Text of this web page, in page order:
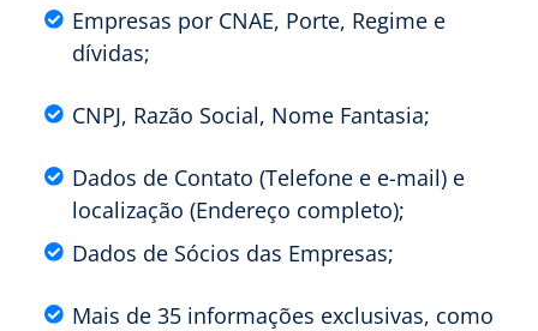
Empresas por CNAE, Porte, Regime e
dívidas;
CNPJ, Razão Social, Nome Fantasia;
Dados de Contato (Telefone e e-mail) e
localização (Endereço completo);
Dados de Sócios das Empresas;
Mais de 35 informações exclusivas, como